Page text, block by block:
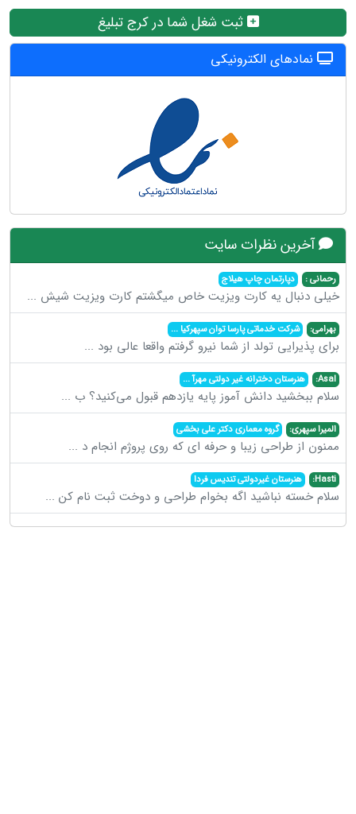
ثبت شغل شما در کرج تبلیغ
نمادهای الکترونیکی
آخرین نظرات سایت
رحمانی : دپارتمان چاپ هیلاج
خیلی دنبال یه کارت ویزیت خاص میگشتم کارت ویزیت شیش ...
بهرامی: شرکت خدماتی پارسا توان سپهرکیا ...
برای پذیرایی تولد از شما نیرو گرفتم واقعا عالی بود ...
Asal: هنرستان دخترانه غیر دولتی مهرآ...
سلام ببخشید دانش آموز پایه یازدهم قبول می‌کنید؟ ب ...
المیرا سپهری: گروه معماری دکتر علی بخشی
ممنون از طراحی زیبا و حرفه ای که روی پروژم انجام د ...
Hasti: هنرستان غیردولتی تندیس فردا
سلام خسته نباشید اگه بخوام طراحی و دوخت ثبت نام کن ...